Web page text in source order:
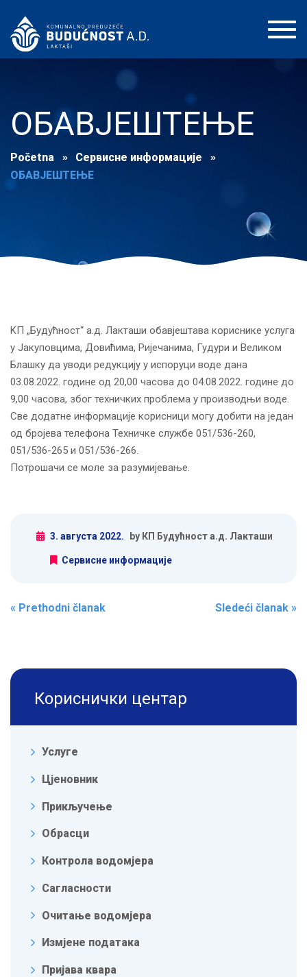
ОБАВЈЕШТЕЊЕ
Početna
Сервисне информације
ОБАВЈЕШТЕЊЕ
KП „Будућност“ а.д. Лакташи обавјештава кориснике услуга
у Јакуповцима, Довићима, Ријечанима, Гудури и Великом
Блашку да уводи редукцију у испоруци воде дана
03.08.2022. године од 20,00 часова до 04.08.2022. године до
9,00 часова, због техничких проблема у производњи воде.
Све додатне информације корисници могу добити на један
од бројева телефона Техничке службе 051/536-260,
051/536-265 и 051/536-266.
Потрошачи се моле за разумијевање.
3. августа 2022. by КП Будућност а.д. Лакташи
Сервисне информације
Post navigation
« Prethodni članak Sledeći članak »
Кориснички центар
Услуге
Цјеновник
Прикључење
Обрасци
Контрола водомјера
Сагласности
Очитање водомјера
Измјене података
Пријава квара